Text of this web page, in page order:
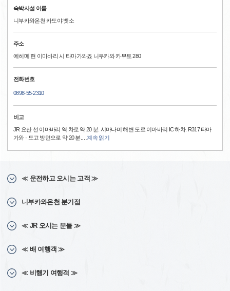
숙박시설 이름
니부카와온천 카도야 벳소
주소
에히메 현 이마바리 시 타마가와쵸 니부카와 카부토 280
전화번호
0898-55-2310
비고
JR 요산 선 이마바리 역 차로 약 20 분. 시마나미 해변 도로 이마바리 IC 하차. R317 타마
가와 · 도고 방면으로 약 20 분.
계속 읽기
≪ 운전하고 오시는 고객 ≫
니부카와온천 분기점
≪ JR 오시는 분들 ≫
≪ 배 여행객 ≫
≪ 비행기 여행객 ≫